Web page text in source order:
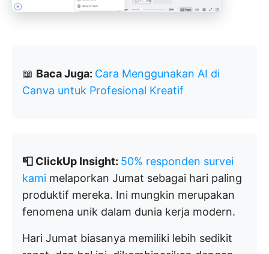
📖 Baca Juga: Cara Menggunakan AI di
Canva untuk Profesional Kreatif
📮 ClickUp Insight: 50% responden survei
kami melaporkan Jumat sebagai hari paling
produktif mereka. Ini mungkin merupakan
fenomena unik dalam dunia kerja modern.
Hari Jumat biasanya memiliki lebih sedikit